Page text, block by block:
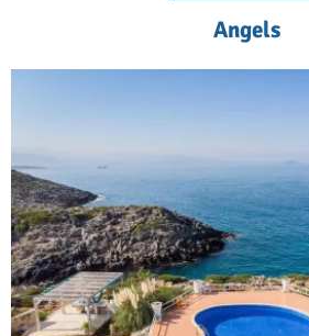
Angels